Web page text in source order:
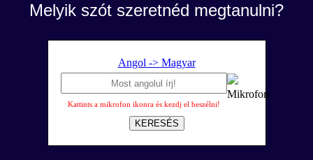
Melyik szót szeretnéd megtanulni?
Angol -> Magyar
Kattints a mikrofon ikonra és kezdj el beszélni!
KERESÉS